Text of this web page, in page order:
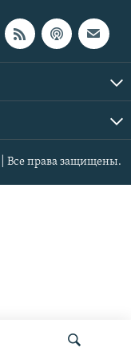
Все права защищены.